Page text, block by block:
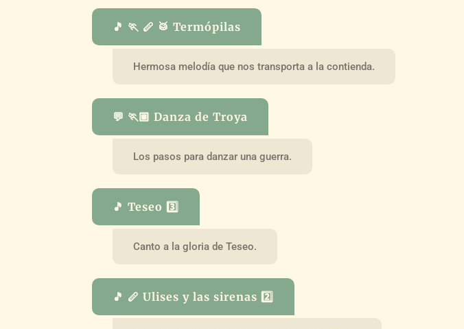
🎵 🏃 🪈 🥁 Termópilas
Hermosa melodía que nos transporta a la contienda.
💬 🏃🏽 Danza de Troya
Los pasos para danzar una guerra.
🎵 Teseo 3️⃣
Canto a la gloria de Teseo.
🎵 🪈 Ulises y las sirenas 2️⃣